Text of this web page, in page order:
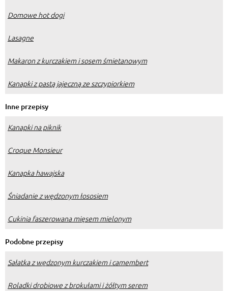
Domowe hot dogi
Lasagne
Makaron z kurczakiem i sosem śmietanowym
Kanapki z pastą jajeczną ze szczypiorkiem
Inne przepisy
Kanapki na piknik
Croque Monsieur
Kanapka hawajska
Śniadanie z wędzonym łososiem
Cukinia faszerowana mięsem mielonym
Podobne przepisy
Sałatka z wędzonym kurczakiem i camembert
Roladki drobiowe z brokułami i żółtym serem